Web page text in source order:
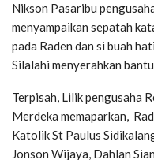
Nikson Pasaribu
menyampaikan sepatah
pada Raden dan si buah
Silalahi menyerahkan
Terpisah, Lilik pengusaha
Merdeka memaparkan,
Katolik St Paulus
Jonson Wijaya, Dahlan